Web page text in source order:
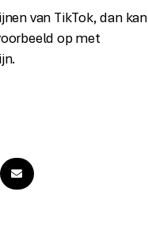
van TikTok, dan kan
op met